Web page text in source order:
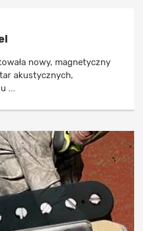
nowy, magnetyczny
akustycznych,
...